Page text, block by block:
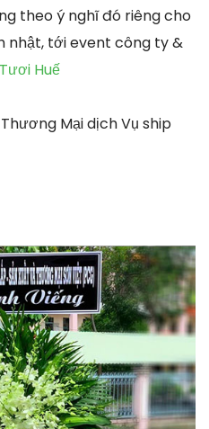
theo ý nghĩ đó riêng cho
nhật, tới event công ty &
Huế
Mại dịch Vụ ship